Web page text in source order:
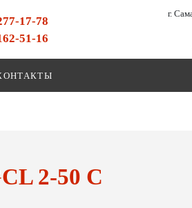
17-78
51-16
г.
2-50 C